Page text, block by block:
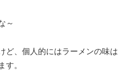
～
ど、個人的にはラーメンの味は
す。